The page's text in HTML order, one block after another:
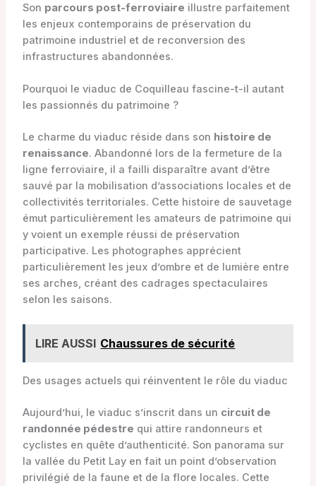
Son parcours post-ferroviaire illustre parfaitement
les enjeux contemporains de préservation du
patrimoine industriel et de reconversion des
infrastructures abandonnées.
Pourquoi le viaduc de Coquilleau fascine-t-il autant
les passionnés du patrimoine ?
Le charme du viaduc réside dans son histoire de
renaissance. Abandonné lors de la fermeture de la
ligne ferroviaire, il a failli disparaître avant d’être
sauvé par la mobilisation d’associations locales et de
collectivités territoriales. Cette histoire de sauvetage
émut particulièrement les amateurs de patrimoine qui
y voient un exemple réussi de préservation
participative. Les photographes apprécient
particulièrement les jeux d’ombre et de lumière entre
ses arches, créant des cadrages spectaculaires
selon les saisons.
LIRE AUSSI Chaussures de sécurité
Des usages actuels qui réinventent le rôle du viaduc
Aujourd’hui, le viaduc s’inscrit dans un circuit de
randonnée pédestre qui attire randonneurs et
cyclistes en quête d’authenticité. Son panorama sur
la vallée du Petit Lay en fait un point d’observation
privilégié de la faune et de la flore locales. Cette